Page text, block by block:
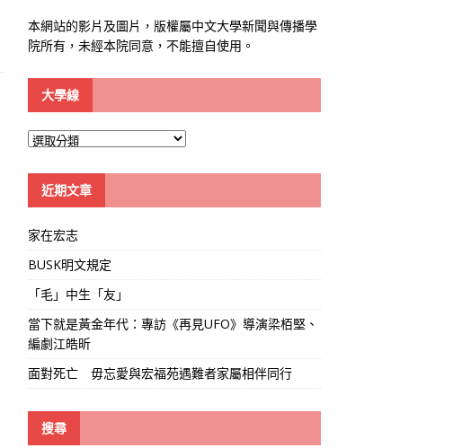
本網站的影片及圖片，版權屬中文大學新聞與傳播學
院所有，未經本院同意，不能擅自使用。
大學線
大
線
近期文章
家在宏志
BUSK明文規定
「毛」中生「友」
當下就是黃金年代：專訪《再見UFO》導演梁栢堅、
編劇江皓昕
面對死亡 毋忘愛與宏福苑遇難者家屬相伴同行
搜尋